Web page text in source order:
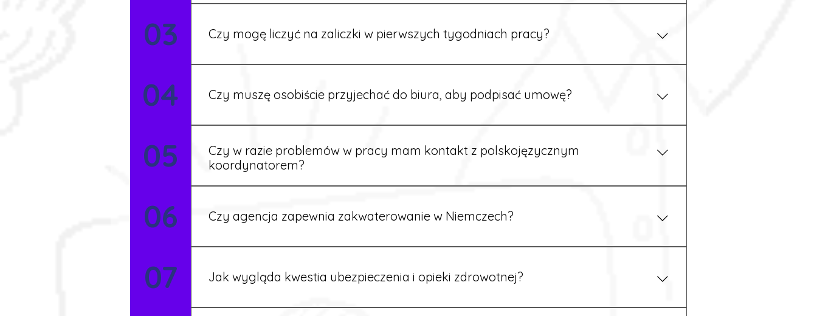
Nie zawsze – wiele ofert nie wymaga znajomości języka. Jeśli jednak znasz podstawy niemieckiego,
03 Czy mogę liczyć na zaliczki w pierwszych tygodniach pracy?
Tak, w wyjątkowych sytuacjach możesz otrzymać zaliczkę po wcześniejszym uzgodnieniu z
04 Czy muszę osobiście przyjechać do biura, aby podpisać umowę?
Tak, umowy podpisywane są osobiście w naszym biurze. Dzięki temu masz pewność, że wszystkie
formalności są załatwione prawidłowo.
05
Czy w razie problemów w pracy mam kontakt z polskojęzycznym
koordynatorem?
06 Czy agencja zapewnia zakwaterowanie w Niemczech?
Tak, nasi koordynatorzy dbają o zapewnienie miejsca noclegowego w pobliżu zakładu pracy.
07 Jak wygląda kwestia ubezpieczenia i opieki zdrowotnej?
Każdy pracownik otrzymuje ubezpieczenie zdrowotne zgodne z niemieckim prawem. Dzięki temu